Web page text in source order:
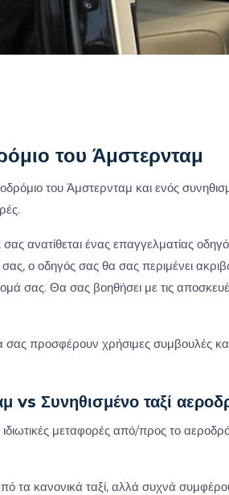
του Άμστερνταμ
του Άμστερνταμ και ενός
ανατίθεται ένας επαγγελματίας
ο οδηγός σας θα σας περιμένει
σας. Θα σας βοηθήσει με τις
σας προσφέρουν χρήσιμες συμβουλές
Συνηθισμένο ταξί
τα κανονικά ταξί, αλλά συχνά